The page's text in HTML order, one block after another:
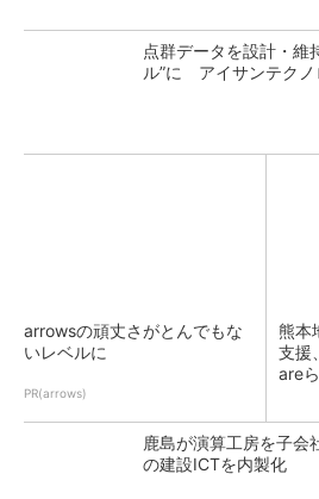
点群データを設計・維
ル”に アイサンテクノ
arrowsの頑丈さがとんでもな
いレベルに
PR(arrows)
熊本
支援
are
鹿島が演算工房を子
の建設ICTを内製化